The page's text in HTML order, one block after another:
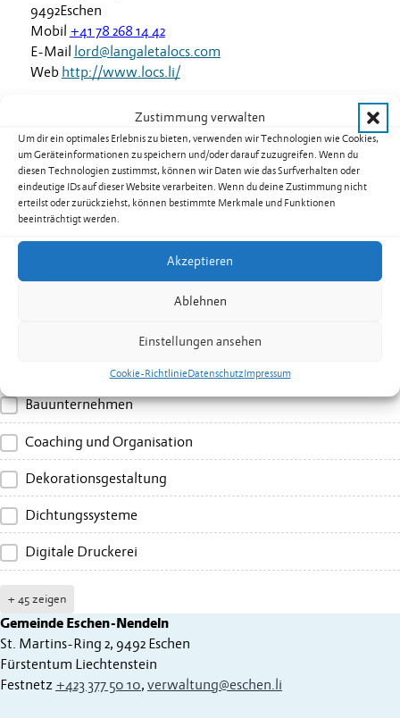
Zustimmung verwalten
Um dir ein optimales Erlebnis zu bieten, verwenden wir Technologien wie Cookies,
um Geräteinformationen zu speichern und/oder darauf zuzugreifen. Wenn du
diesen Technologien zustimmst, können wir Daten wie das Surfverhalten oder
eindeutige IDs auf dieser Website verarbeiten. Wenn du deine Zustimmung nicht
erteilst oder zurückziehst, können bestimmte Merkmale und Funktionen
beeinträchtigt werden.
Akzeptieren
Ablehnen
Einstellungen ansehen
Cookie-RichtlinieDatenschutzImpressum
9492Eschen
Mobil +41 78 268 14 42
E-Mail lord@langaletalocs.com
Web http://www.locs.li/
Search content
Akustiker
Autoreperaturwerkstätte
Bauunternehmen
Coaching und Organisation
Dekorationsgestaltung
Dichtungssysteme
Digitale Druckerei
+ 45 zeigen
Gemeinde Eschen-Nendeln
St. Martins-Ring 2, 9492 Eschen
Fürstentum Liechtenstein
Festnetz +423 377 50 10, verwaltung@eschen.li